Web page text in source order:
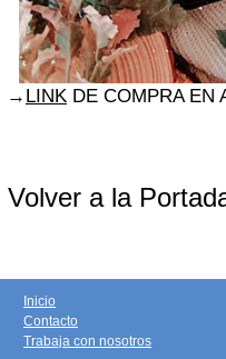
→ LINK DE COMPRA EN
Volver a la
Inicio
Contacto
Trabaja con nosotros